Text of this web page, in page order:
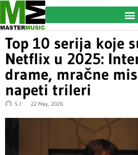
Top 10 serija koje
Netflix u 2025:
drame, mračne
napeti trileri
S J 22 May, 2026